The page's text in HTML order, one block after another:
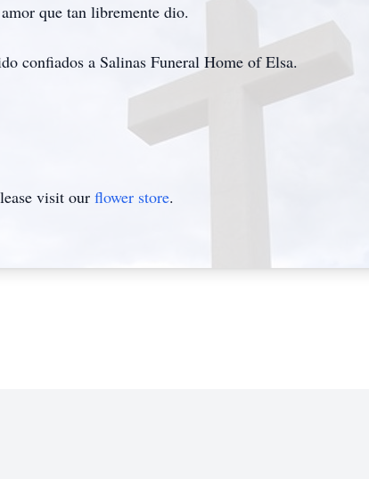
que tan libremente dio.
confiados a Salinas Funeral Home of Elsa.
visit our flower store.